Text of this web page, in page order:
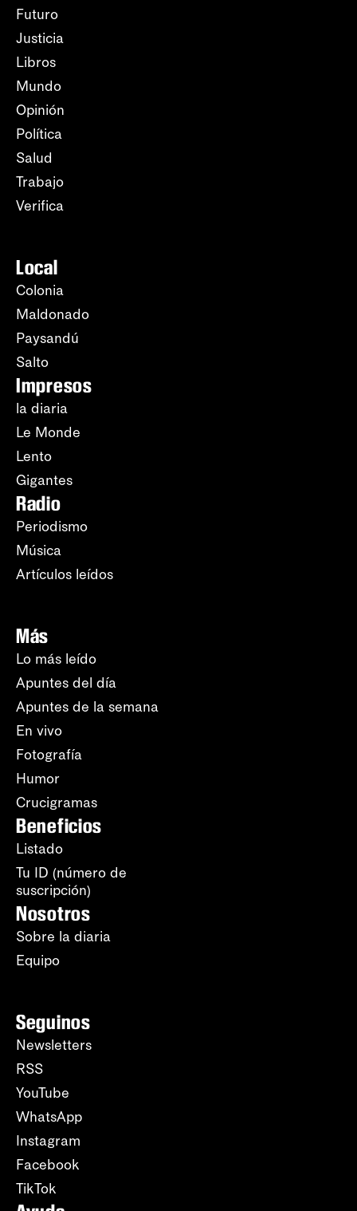
Futuro
Justicia
Libros
Mundo
Opinión
Política
Salud
Trabajo
Verifica
Local
Colonia
Maldonado
Paysandú
Salto
Impresos
la diaria
Le Monde
Lento
Gigantes
Radio
Periodismo
Música
Artículos leídos
Más
Lo más leído
Apuntes del día
Apuntes de la semana
En vivo
Fotografía
Humor
Crucigramas
Beneficios
Listado
Tu ID (número de
suscripción)
Nosotros
Sobre la diaria
Equipo
Seguinos
Newsletters
RSS
YouTube
WhatsApp
Instagram
Facebook
TikTok